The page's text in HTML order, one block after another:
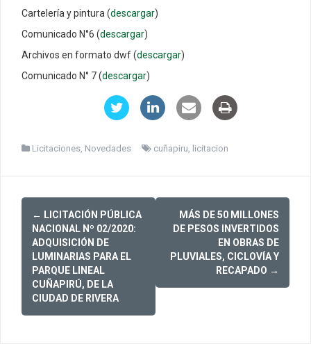
Cartelería y pintura (descargar)
Comunicado N°6 (descargar)
Archivos en formato dwf (descargar)
Comunicado N° 7 (descargar)
Licitaciones Novedades cuñapiru licitacion
Post
navigation
← LICITACIÓN PÚBLICA
NACIONAL Nº 02/2020:
ADQUISICIÓN DE
LUMINARIAS PARA EL
PARQUE LINEAL
CUÑAPIRÚ, DE LA
CIUDAD DE RIVERA
MÁS DE 50 MILLONES
DE PESOS INVERTIDOS
EN OBRAS DE
PLUVIALES, CICLOVÍA Y
RECAPADO →